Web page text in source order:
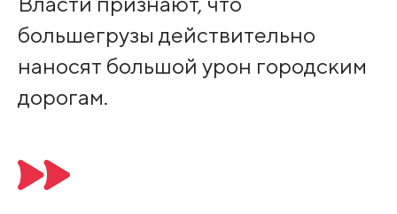
большегрузы действительно
наносят большой урон городским
дорогам.